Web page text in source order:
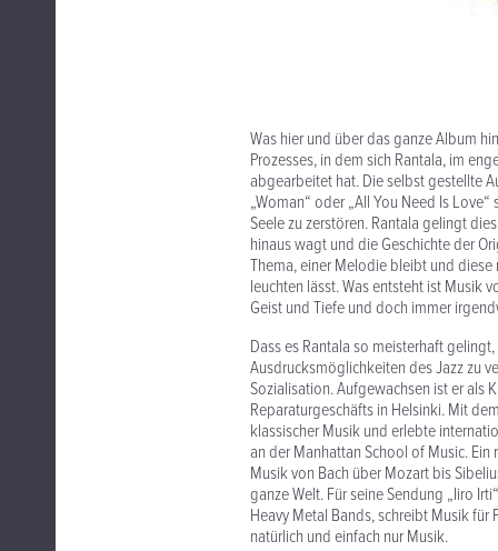
Was hier und über das ganze Album
Prozesses, in dem sich Rantala, im
abgearbeitet hat. Die selbst gestellte
„Woman“ oder „All You Need Is
Seele zu zerstören. Rantala gelingt
hinaus wagt und die Geschichte der
Thema, einer Melodie bleibt und
leuchten lässt. Was entsteht ist Musik
Geist und Tiefe und doch immer
Dass es Rantala so meisterhaft
Ausdrucksmöglichkeiten des Jazz zu
Sozialisation. Aufgewachsen ist er als
Reparaturgeschäfts in Helsinki. Mit
klassischer Musik und erlebte
an der Manhattan School of Music.
Musik von Bach über Mozart bis
ganze Welt. Für seine Sendung „Iiro
Heavy Metal Bands, schreibt Musik für
natürlich und einfach nur Musik.